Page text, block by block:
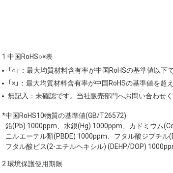
1 中国RoHS○×表
「○」：最大均質材料含有率が中国RoHSの基準値以下
「×」：最大均質材料含有率が中国RoHSの基準値を超
無記入：未確認です。当社販売部門へお問い合わせく
*中国RoHS10物質の基準値(GB/T26572)
鉛(Pb) 1000ppm、水銀(Hg) 1000ppm、カドミウム
ニルエーテル類(PBDE) 1000ppm、フタル酸ジブチ
フタル酸ビス(2-エチルヘキシル) (DEHP/DOP)
2 環境保護使用期限